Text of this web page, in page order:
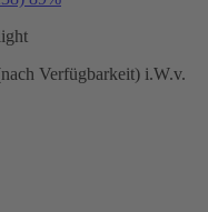
Verfügbarkeit) i.W.v.